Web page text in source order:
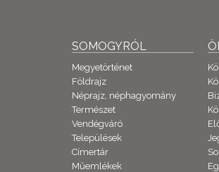
SOMOGYRÓL
Megyetörténet
Földrajz
Néprajz, néphagyomány
Természet
Vendégváró
Települések
Címertár
Műemlékek